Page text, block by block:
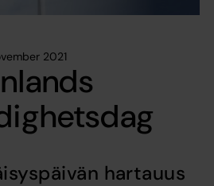
2021
hartauus